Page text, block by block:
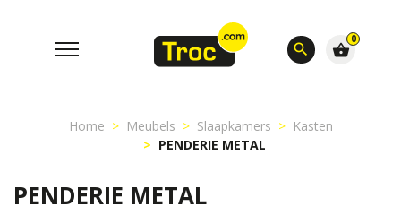
search
0
shopping_basket
Home Meubels Slaapkamers
Kasten
PENDERIE METAL
PENDERIE METAL